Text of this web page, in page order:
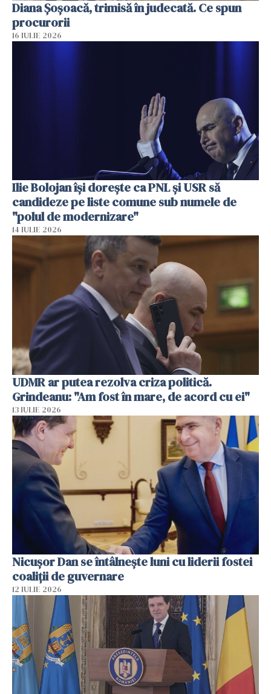
Diana Șoșoacă, trimisă în judecată. Ce spun
procurorii
16 IULIE 2026
Ilie Bolojan își dorește ca PNL și USR să
candideze pe liste comune sub numele de
"polul de modernizare"
14 IULIE 2026
UDMR ar putea rezolva criza politică.
Grindeanu: "Am fost în mare, de acord cu ei"
13 IULIE 2026
Nicuşor Dan se întâlnește luni cu liderii fostei
coaliţii de guvernare
12 IULIE 2026